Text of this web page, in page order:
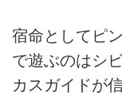
宿命としてピ
で遊ぶのはシ
カスガイドが